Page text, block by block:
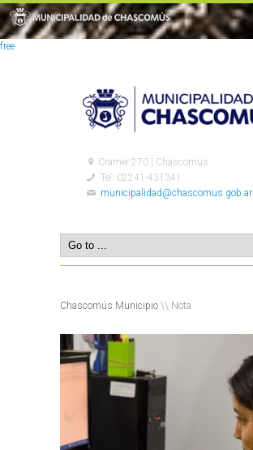
free
Cramer 270 | Chascomús
Tel: 02241-431341
municipalidad@chascomus.gob.ar
Chascomús Municipio \\ Nota